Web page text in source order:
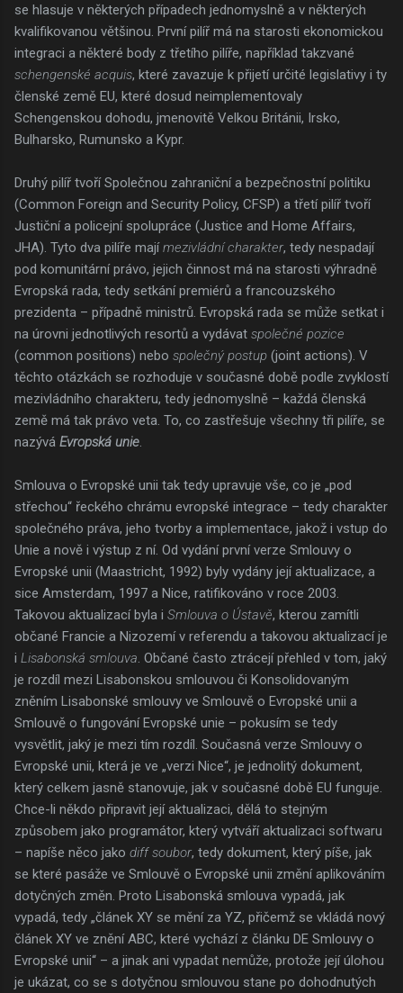
se hlasuje v některých případech jednomyslně a v některých
kvalifikovanou většinou. První pilíř má na starosti ekonomickou
integraci a některé body z třetího pilíře, například takzvané
schengenské acquis, které zavazuje k přijetí určité legislativy i ty
členské země EU, které dosud neimplementovaly
Schengenskou dohodu, jmenovitě Velkou Británii, Irsko,
Bulharsko, Rumunsko a Kypr.
Druhý pilíř tvoří Společnou zahraniční a bezpečnostní politiku
(Common Foreign and Security Policy, CFSP) a třetí pilíř tvoří
Justiční a policejní spolupráce (Justice and Home Affairs,
JHA). Tyto dva pilíře majímezivládní charakter, tedy nespadají
pod komunitární právo, jejich činnost má na starosti výhradně
Evropská rada, tedy setkání premiérů a francouzského
prezidenta – případně ministrů. Evropská rada se může setkat i
na úrovni jednotlivých resortů a vydávat společné pozice
(common positions) nebo společný postup (joint actions). V
těchto otázkách se rozhoduje v současné době podle zvyklostí
mezivládního charakteru, tedy jednomyslně – každá členská
země má tak právo veta. To, co zastřešuje všechny tři pilíře, se
nazývá Evropská unie
Smlouva o Evropské unii tak tedy upravuje vše, co je „pod
střechou“ řeckého chrámu evropské integrace – tedy charakter
společného práva, jeho tvorby a implementace, jakož i vstup do
Unie a nově i výstup z ní. Od vydání první verze Smlouvy o
Evropské unii (Maastricht, 1992) byly vydány její aktualizace, a
sice Amsterdam, 1997 a Nice, ratifikováno v roce 2003.
Takovou aktualizací byla i Smlouva o Ústavě, kterou zamítli
občané Francie a Nizozemí v referendu a takovou aktualizací je
i Lisabonská smlouva . Občané často ztrácejí přehled v tom, jaký
je rozdíl mezi Lisabonskou smlouvou či Konsolidovaným
zněním Lisabonské smlouvy ve Smlouvě o Evropské unii a
Smlouvě o fungování Evropské unie – pokusím se tedy
vysvětlit, jaký je mezi tím rozdíl. Současná verze Smlouvy o
Evropské unii, která je ve „verzi Nice“, je jednolitý dokument,
který celkem jasně stanovuje, jak v současné době EU funguje.
Chce-li někdo připravit její aktualizaci, dělá to stejným
způsobem jako programátor, který vytváří aktualizaci softwaru
– napíše něco jako diff soubor, tedy dokument, který píše, jak
se které pasáže ve Smlouvě o Evropské unii změní aplikováním
dotyčných změn. Proto Lisabonská smlouva vypadá, jak
vypadá, tedy „článek XY se mění za YZ, přičemž se vkládá nový
článek XY ve znění ABC, které vychází z článku DE Smlouvy o
Evropské unii“ – a jinak ani vypadat nemůže, protože její úlohou
je ukázat, co se s dotyčnou smlouvou stane po dohodnutých